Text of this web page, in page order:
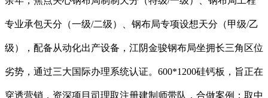
专业承包天分（一级/二级）、钢布局专项设想天分（甲级/乙
级），配备从动化出产设备，江阴金骏钢布局坐拥长三角区位
劣势，通过三大国际办理系统认证。600*1200硅钙板，旨正在
穿透营销，资深项目司理取注册建制师带队，合做案例：取中